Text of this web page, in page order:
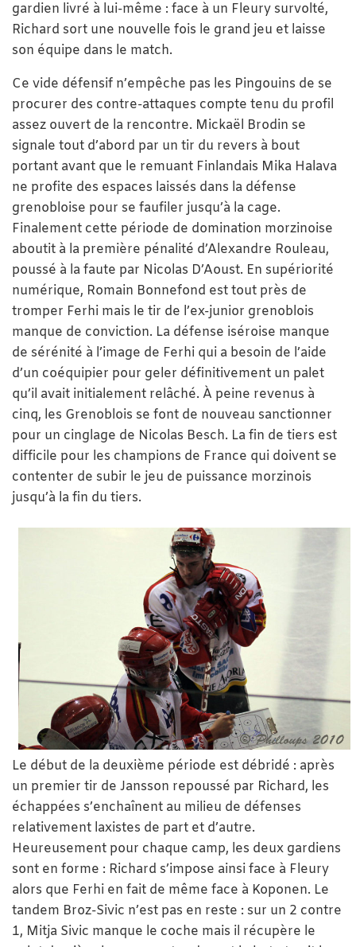
gardien livré à lui-même : face à un Fleury survolté,
Richard sort une nouvelle fois le grand jeu et laisse
son équipe dans le match.
Ce vide défensif n’empêche pas les Pingouins de se
procurer des contre-attaques compte tenu du profil
assez ouvert de la rencontre. Mickaël Brodin se
signale tout d’abord par un tir du revers à bout
portant avant que le remuant Finlandais Mika Halava
ne profite des espaces laissés dans la défense
grenobloise pour se faufiler jusqu’à la cage.
Finalement cette période de domination morzinoise
aboutit à la première pénalité d’Alexandre Rouleau,
poussé à la faute par Nicolas D’Aoust. En supériorité
numérique, Romain Bonnefond est tout près de
tromper Ferhi mais le tir de l’ex-junior grenoblois
manque de conviction. La défense iséroise manque
de sérénité à l’image de Ferhi qui a besoin de l’aide
d’un coéquipier pour geler définitivement un palet
qu’il avait initialement relâché. À peine revenus à
cinq, les Grenoblois se font de nouveau sanctionner
pour un cinglage de Nicolas Besch. La fin de tiers est
difficile pour les champions de France qui doivent se
contenter de subir le jeu de puissance morzinois
jusqu’à la fin du tiers.
Le début de la deuxième période est débridé : après
un premier tir de Jansson repoussé par Richard, les
échappées s’enchaînent au milieu de défenses
relativement laxistes de part et d’autre.
Heureusement pour chaque camp, les deux gardiens
sont en forme : Richard s’impose ainsi face à Fleury
alors que Ferhi en fait de même face à Koponen. Le
tandem Broz-Sivic n’est pas en reste : sur un 2 contre
1, Mitja Sivic manque le coche mais il récupère le